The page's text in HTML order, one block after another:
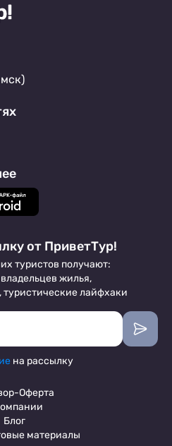
от ПриветТур!
туристов получают:
жилья,
туристические лайфхаки
на рассылку
Оферта
Блог
материалы